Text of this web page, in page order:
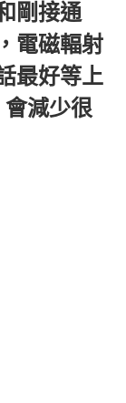
剛接通
電磁輻射
最好等上
減少很